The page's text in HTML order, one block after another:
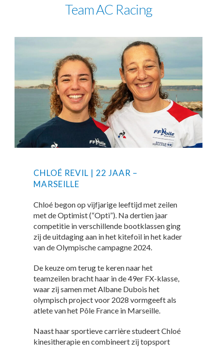
Team AC Racing
CHLOÉ REVIL | 22 JAAR –
MARSEILLE
Chloé begon op vijfjarige leeftijd met zeilen
met de Optimist (“Opti”). Na dertien jaar
competitie in verschillende bootklassen ging
zij de uitdaging aan in het kitefoil in het kader
van de Olympische campagne 2024.
De keuze om terug te keren naar het
teamzeilen bracht haar in de 49er FX-klasse,
waar zij samen met Albane Dubois het
olympisch project voor 2028 vormgeeft als
atlete van het Pôle France in Marseille.
Naast haar sportieve carrière studeert Chloé
kinesitherapie en combineert zij topsport